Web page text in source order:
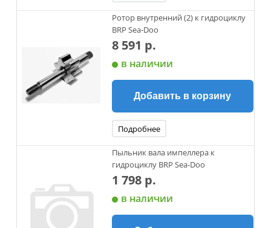
Ротор внутренний (2) к гидроциклу
BRP Sea-Doo
8 591 р.
в наличии
Добавить в корзину
Подробнее
Пыльник вала импеллера к
гидроциклу BRP Sea-Doo
1 798 р.
в наличии